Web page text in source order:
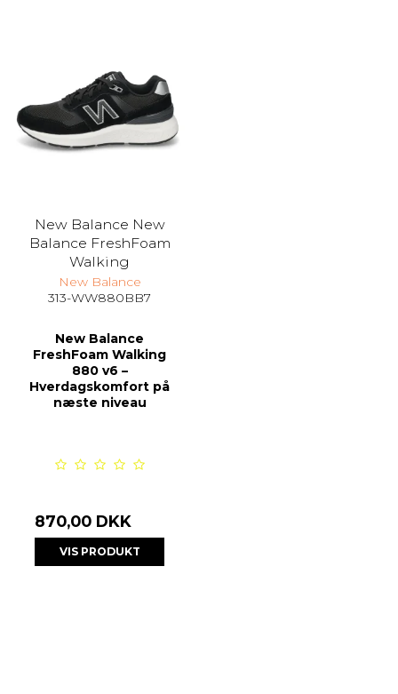
New Balance New
Balance FreshFoam
Walking
New Balance
313-WW880BB7
New Balance
FreshFoam Walking
880 v6 –
Hverdagskomfort på
næste niveau
870,00 DKK
VIS PRODUKT